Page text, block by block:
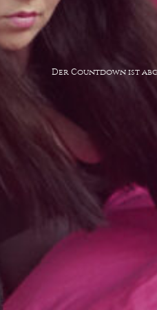
Der Countdown ist